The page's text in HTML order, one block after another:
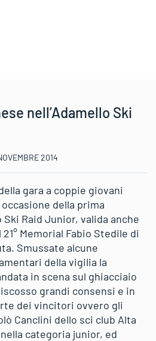
nell’Adamello Ski
2014
gara a coppie giovani
della prima
Ski Raid Junior, valida anche
21° Memorial Fabio Stedile di
Smussate alcune
della vigilia la
in scena sul ghiacciaio
grandi consensi e in
dei vincitori ovvero gli
Canclini dello sci club Alta
categoria junior, ed